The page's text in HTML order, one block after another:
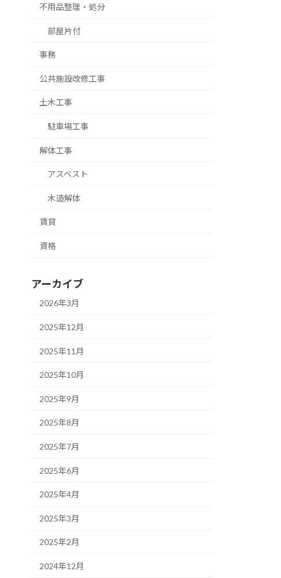
不用品整理・処分
部屋片付
事務
公共施設改修工事
土木工事
駐車場工事
解体工事
アスベスト
木造解体
賃貸
資格
アーカイブ
2026年3月
2025年12月
2025年11月
2025年10月
2025年9月
2025年8月
2025年7月
2025年6月
2025年4月
2025年3月
2025年2月
2024年12月